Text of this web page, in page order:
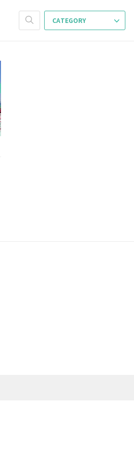
CATEGORY